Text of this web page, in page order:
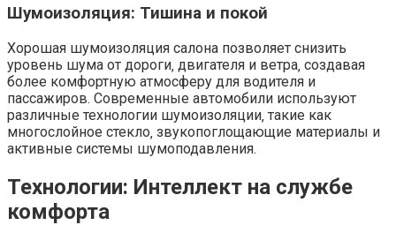
Шумоизоляция: Тишина и покой
Хорошая шумоизоляция салона позволяет снизить
уровень шума от дороги‚ двигателя и ветра‚ создавая
более комфортную атмосферу для водителя и
пассажиров. Современные автомобили используют
различные технологии шумоизоляции‚ такие как
многослойное стекло‚ звукопоглощающие материалы и
активные системы шумоподавления.
Технологии: Интеллект на службе
комфорта